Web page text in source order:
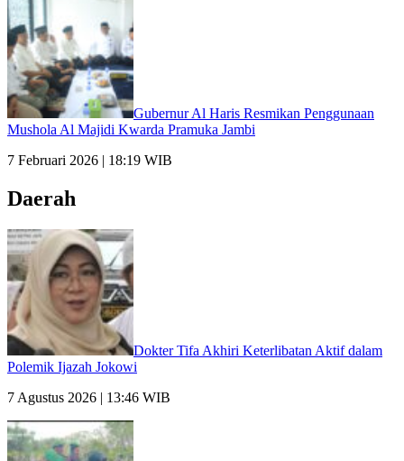
Gubernur Al Haris Resmikan Penggunaan
Mushola Al Majidi Kwarda Pramuka Jambi
7 Februari 2026 | 18:19 WIB
Daerah
Dokter Tifa Akhiri Keterlibatan Aktif dalam
Polemik Ijazah Jokowi
7 Agustus 2026 | 13:46 WIB